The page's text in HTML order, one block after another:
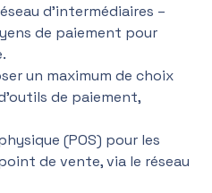
d’intermédiaires –
de paiement pour
un maximum de choix
de paiement,
(POS) pour les
de vente, via le réseau